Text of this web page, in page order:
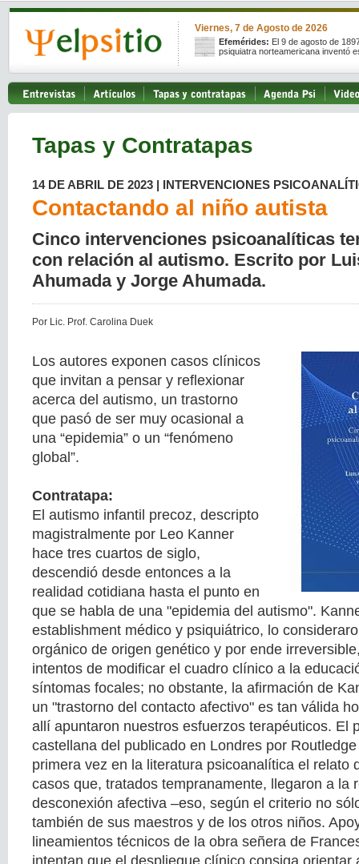
Viernes, 7 de Agosto de 2026
Efemérides: El 9 de agosto de
psiquiatra norteamericana inventó
Tapas y Contratapas
14 DE ABRIL DE 2023 | INTERVENCIONES
Contactando al niño autista
Cinco intervenciones psicoanalíticas
con relación al autismo. Escrito por
Ahumada y Jorge Ahumada.
Por Lic. Prof. Carolina Duek
Los autores exponen casos clínicos
que invitan a pensar y reflexionar
acerca del autismo, un trastorno
que pasó de ser muy ocasional a
una “epidemia” o un “fenómeno
global”.
Contratapa:
El autismo infantil precoz, descripto
magistralmente por Leo Kanner
hace tres cuartos de siglo,
descendió desde entonces a la
realidad cotidiana hasta el punto en
que se habla de una "epidemia del autismo".
establishment médico y psiquiátrico, lo
orgánico de origen genético y por ende
intentos de modificar el cuadro clínico a la
síntomas focales; no obstante, la afirmación de
un "trastorno del contacto afectivo" es tan válida
allí apuntaron nuestros esfuerzos terapéuticos. El
castellana del publicado en Londres por
primera vez en la literatura psicoanalítica el relato
casos que, tratados tempranamente, llegaron a la
desconexión afectiva –eso, según el criterio no
también de sus maestros y de los otros niños.
lineamientos técnicos de la obra señera de
intentan que el despliegue clínico consiga orientar